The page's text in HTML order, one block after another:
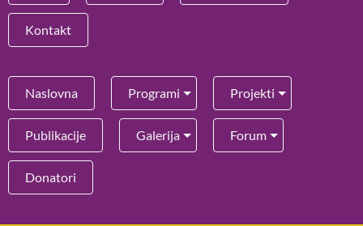
Kontakt
Naslovna Programi Projekti
Publikacije Galerija Forum
Donatori